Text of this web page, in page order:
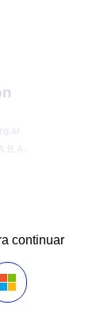
continuar